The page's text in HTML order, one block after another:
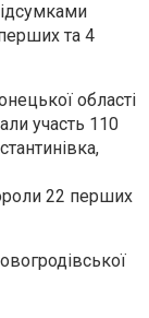
та 4
області
участь 110
22 перших